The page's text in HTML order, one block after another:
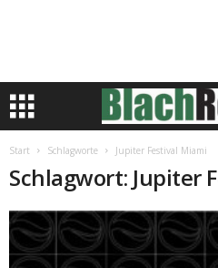
Start Schlagworte Jupiter Festival Miami
Schlagwort: Jupiter